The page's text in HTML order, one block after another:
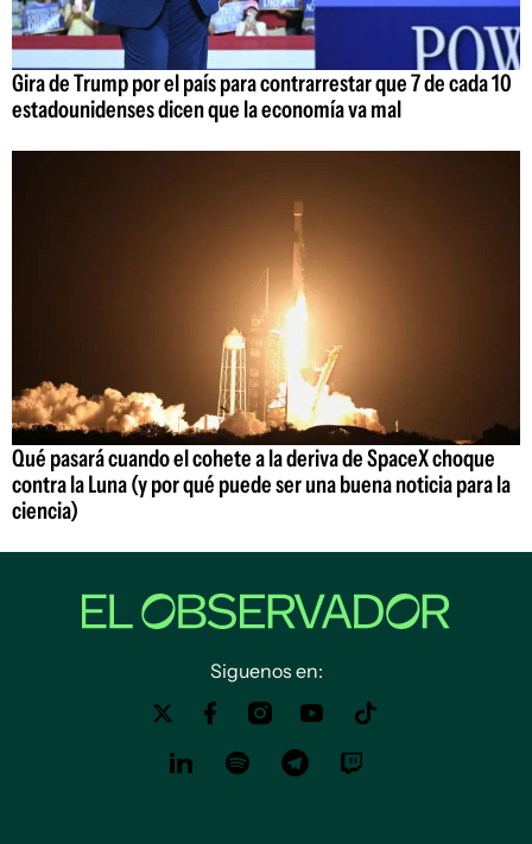
Gira de Trump por el país para contrarrestar que 7 de cada 10
estadounidenses dicen que la economía va mal
Qué pasará cuando el cohete a la deriva de SpaceX choque
contra la Luna (y por qué puede ser una buena noticia para la
ciencia)
Siguenos en: